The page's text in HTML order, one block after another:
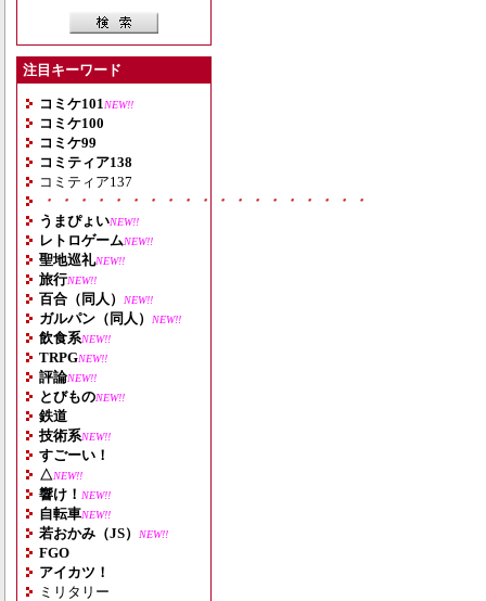
注目キーワード
コミケ101 NEW!!
コミケ100
コミケ99
コミティア138
コミティア137
・・・・・・・・・・・・・・・・・・・
うまぴょいNEW!!
レトロゲームNEW!!
聖地巡礼NEW!!
旅行NEW!!
百合（同人） NEW!!
ガルパン（同人） NEW!!
飲食系NEW!!
TRPGNEW!!
評論NEW!!
とびものNEW!!
鉄道
技術系NEW!!
すごーい！
△NEW!!
響け！ NEW!!
自転車NEW!!
若おかみ（JS） NEW!!
FGO
アイカツ！
ミリタリー